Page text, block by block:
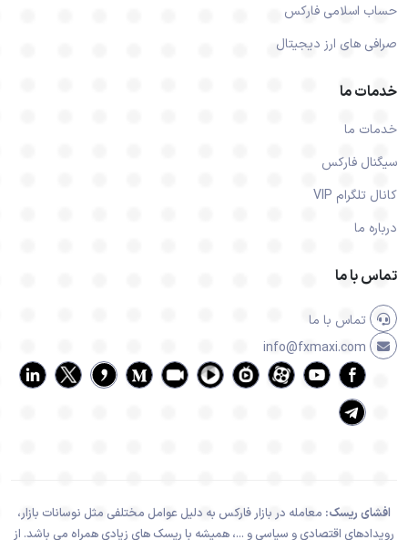
حساب اسلامی فارکس
صرافی های ارز دیجیتال
خدمات ما
خدمات ما
سیگنال فارکس
کانال تلگرام VIP
درباره ما
تماس با ما
تماس با ما
افشای ریسک: معامله در بازار فارکس به دلیل عوامل مختلفی مثل نوسانات بازار،
رویدادهای اقتصادی و سیاسی و ...، همیشه با ریسک های زیادی همراه می باشد. از